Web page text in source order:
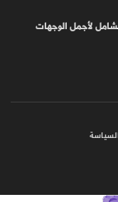
لأجمل الوجهات